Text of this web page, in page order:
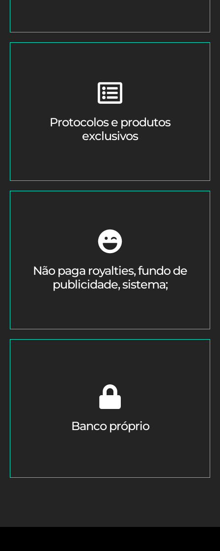
Protocolos e produtos
exclusivos
Não paga royalties, fundo de
publicidade, sistema;
Banco próprio